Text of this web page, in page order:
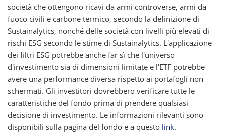
società che ottengono ricavi da armi controverse, armi da
fuoco civili e carbone termico, secondo la definizione di
Sustainalytics, nonché delle società con livelli più elevati di
rischi ESG secondo le stime di Sustainalytics. L'applicazione
dei filtri ESG potrebbe anche far sì che l'universo
d'investimento sia di dimensioni limitate e l'ETF potrebbe
avere una performance diversa rispetto ai portafogli non
schermati. Gli investitori dovrebbero verificare tutte le
caratteristiche del fondo prima di prendere qualsiasi
decisione di investimento. Le informazioni rilevanti sono
disponibili sulla pagina del fondo e a questo link.